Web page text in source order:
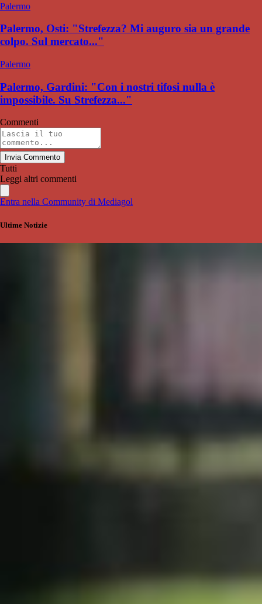
Palermo
Palermo, Osti: "Strefezza? Mi auguro sia un grande
colpo. Sul mercato..."
Palermo
Palermo, Gardini: "Con i nostri tifosi nulla è
impossibile. Su Strefezza..."
Commenti
Invia Commento
Tutti
Leggi altri commenti
Entra nella Community di Mediagol
Ultime Notizie